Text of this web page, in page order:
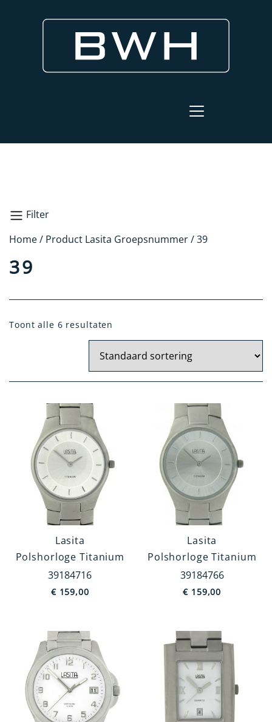
Filter
Zoeken
Heren
Categorie
Polshorloge
Zakhorloge
Hanghorloge
Verpleegstershorloge
Materiaal
Titanium
Edelstaal
Kunststof
Aluminium
MEER TONEN
Type Band
Home/ Product Lasita Groepsnummer / 39
39
Toont alle 6 resultaten
Lasita
Polshorloge Titanium
39184716
€159,00
Lasita
Polshorloge Titanium
39184766
€ 159,00